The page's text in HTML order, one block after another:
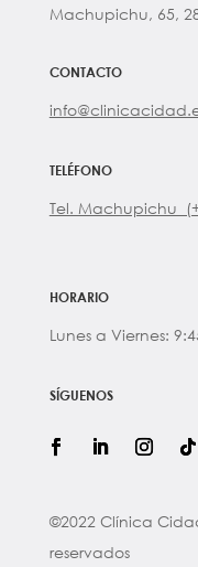
Machupichu, 65,
CONTACTO
TELÉFONO
Tel. Machupichu
HORARIO
Lunes a Viernes:
SÍGUENOS
©2022 Clínica
reservados